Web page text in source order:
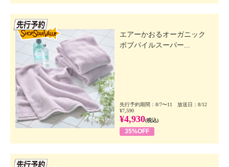
エアーかおるオーガニック
ボブパイルスーパー...
先行予約期間：8/7〜11 放送日：8/12
¥7,590
¥4,930(税込)
35%OFF